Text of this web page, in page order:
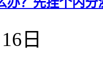
办？先挂个内分
日